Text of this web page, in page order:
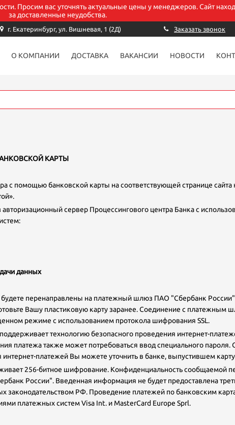
Просим вас уточнять актуальные цены у менеджеров. Сайт
за доставленные неудобства.
г. Екатеринбург, ул. Вишневая, 1 (2Д) Заказать звонок
×
Федеральному закону «О персональных данных» от 27 июля
посредством поручения такой обработки специализированной
О КОМПАНИИ ДОСТАВКА ВАКАНСИИ НОВОСТИ
КАРТЫ
с помощью банковской карты на соответствующей странице
авторизационный сервер Процессингового центра Банка с
данных
перенаправлены на платежный шлюз ПАО "Сбербанк
Вашу пластиковую карту заранее. Соединение с платежным
режиме с использованием протокола шифрования SSL.
технологию безопасного проведения интернет-
платежа также может потребоваться ввод специального
платежей Вы можете уточнить в банке, выпустившем
256-битное шифрование. Конфиденциальность сообщаемой
России". Введенная информация не будет предоставлена
законодательством РФ. Проведение платежей по банковским
платежных систем Visa Int. и MasterCard Europe Sprl.